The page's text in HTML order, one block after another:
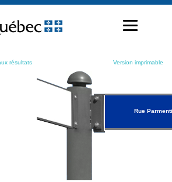
résultats Version imprimable
Rue